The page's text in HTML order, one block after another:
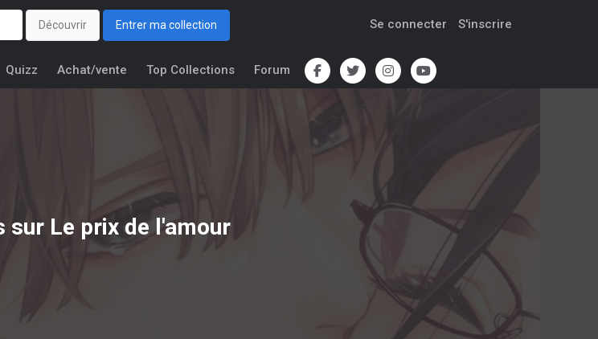
Découvrir Entrer ma collection Se connecter S'inscrire
Quizz Achat/vente Top Collections Forum
sur Le prix de l'amour